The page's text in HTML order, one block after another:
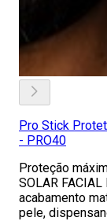
Pro Stick
- PRO40
Proteção
SOLAR
acabamento
pele,